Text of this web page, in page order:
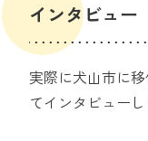
インタビュー
実際に犬山市に
てインタビューし